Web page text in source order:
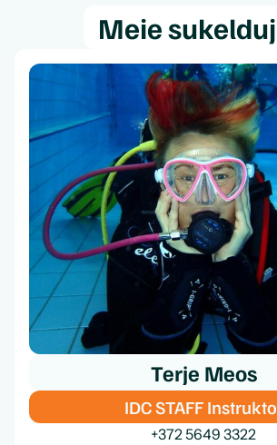
Meie
Terje Meos
IDC STAFF
+372 5649 3322